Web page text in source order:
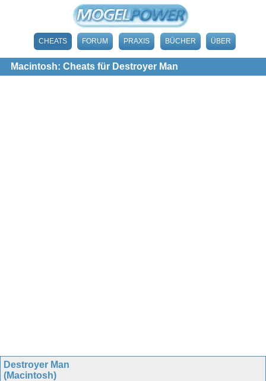
CHEATS FORUM PRAXIS BÜCHER ÜBER
Macintosh: Cheats für Destroyer Man
Destroyer Man
(Macintosh)